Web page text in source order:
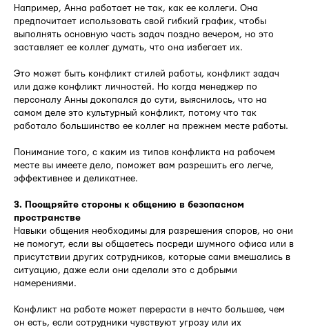
Например, Анна работает не так, как ее коллеги. Она
предпочитает использовать свой гибкий график, чтобы
выполнять основную часть задач поздно вечером, но это
заставляет ее коллег думать, что она избегает их.
Это может быть конфликт стилей работы, конфликт задач
или даже конфликт личностей. Но когда менеджер по
персоналу Анны докопался до сути, выяснилось, что на
самом деле это культурный конфликт, потому что так
работало большинство ее коллег на прежнем месте работы.
Понимание того, с каким из типов конфликта на рабочем
месте вы имеете дело, поможет вам разрешить его легче,
эффективнее и деликатнее.
3. Поощряйте стороны к общению в безопасном
пространстве
Навыки общения необходимы для разрешения споров, но они
не помогут, если вы общаетесь посреди шумного офиса или в
присутствии других сотрудников, которые сами вмешались в
ситуацию, даже если они сделали это с добрыми
намерениями.
Конфликт на работе может перерасти в нечто большее, чем
он есть, если сотрудники чувствуют угрозу или их